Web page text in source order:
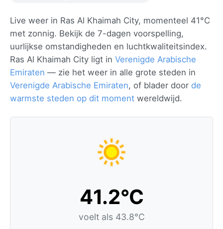
Live weer in Ras Al Khaimah City, momenteel 41°C
met zonnig. Bekijk de 7-dagen voorspelling,
uurlijkse omstandigheden en luchtkwaliteitsindex.
Ras Al Khaimah City ligt in Verenigde Arabische
Emiraten — zie het weer in alle grote steden in
Verenigde Arabische Emiraten, of blader door de
warmste steden op dit moment wereldwijd.
41.2°C
voelt als 43.8°C